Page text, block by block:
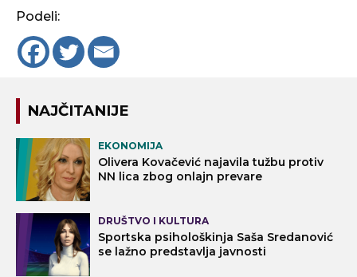
Podeli:
NAJČITANIJE
EKONOMIJA
Olivera Kovačević najavila tužbu protiv
NN lica zbog onlajn prevare
DRUŠTVO I KULTURA
Sportska psihološkinja Saša Sredanović
se lažno predstavlja javnosti